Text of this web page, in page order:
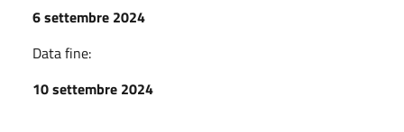
6 settembre 2024
Data fine:
10 settembre 2024